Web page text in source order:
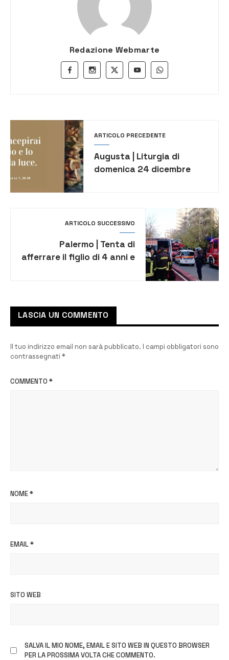
Redazione Webmarte
ARTICOLO PRECEDENTE
Augusta | Liturgia di
domenica 24 dicembre
ARTICOLO SUCCESSIVO
Palermo | Tenta di
afferrare il figlio di 4 anni e
LASCIA UN COMMENTO
Il tuo indirizzo email non sarà pubblicato. I campi obbligatori sono
contrassegnati *
COMMENTO *
NOME*
EMAIL*
SITO WEB
SALVA IL MIO NOME, EMAIL E SITO WEB IN QUESTO BROWSER
PER LA PROSSIMA VOLTA CHE COMMENTO.